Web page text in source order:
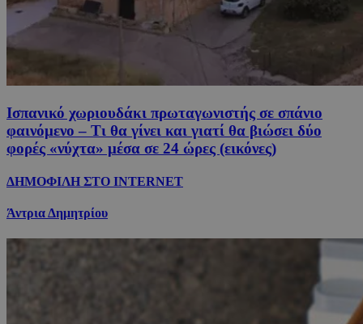
Ισπανικό χωριουδάκι πρωταγωνιστής σε σπάνιο
φαινόμενο – Τι θα γίνει και γιατί θα βιώσει δύο
φορές «νύχτα» μέσα σε 24 ώρες (εικόνες)
ΔΗΜΟΦΙΛΗ ΣΤΟ INTERNET
Άντρια Δημητρίου